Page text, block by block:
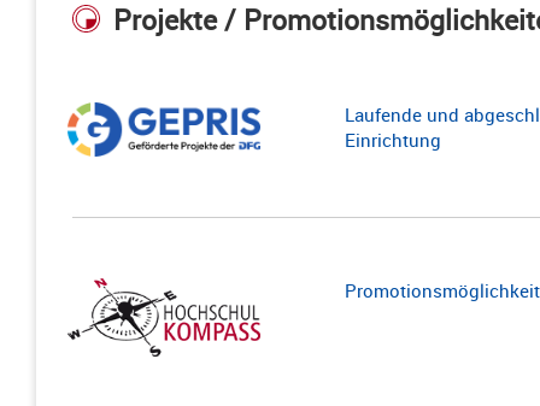
Projekte /
Laufende und
Einrichtung